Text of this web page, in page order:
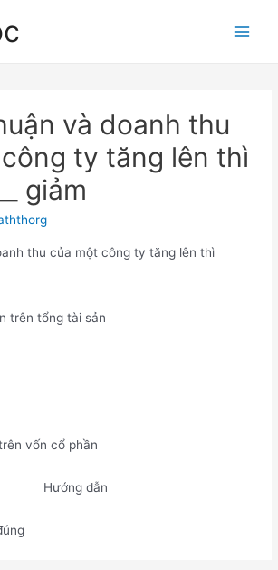
và doanh thu
ty tăng lên thì
giảm
thu của một công ty tăng lên thì
trên tổng tài sản
vốn cổ phần
Hướng dẫn